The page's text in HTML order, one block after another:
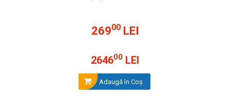
26900LEI
264600 LEI
Adaugă în Coş